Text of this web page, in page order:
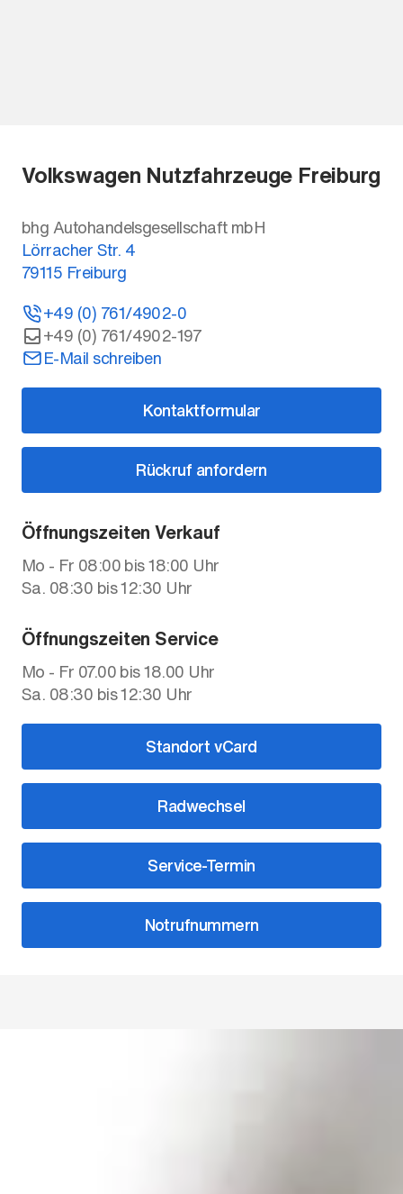
Volkswagen Nutzfahrzeuge Freiburg
bhg Autohandelsgesellschaft mbH
Lörracher Str. 4
79115 Freiburg
+49 (0) 761/4902-0
+49 (0) 761/4902-197
E-Mail schreiben
Kontaktformular
Rückruf anfordern
Öffnungszeiten Verkauf
Mo - Fr 08:00 bis 18:00 Uhr
Sa. 08:30 bis 12:30 Uhr
Öffnungszeiten Service
Mo - Fr 07.00 bis 18.00 Uhr
Sa. 08:30 bis 12:30 Uhr
Standort vCard
Radwechsel
Service-Termin
Notrufnummern